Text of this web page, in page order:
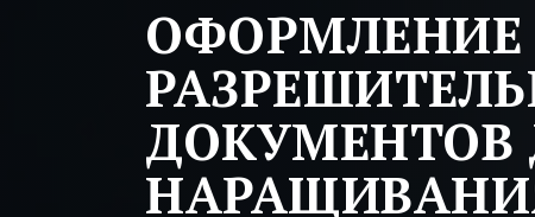
ОФОРМЛЕНИЕ
ДОКУМЕНТОВ